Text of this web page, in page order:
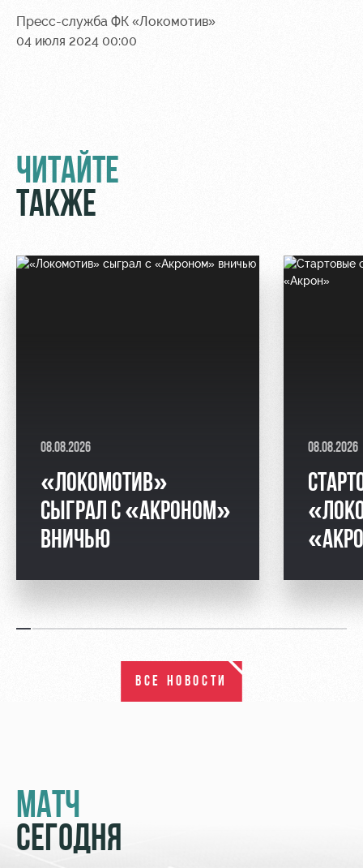
Пресс-служба ФК «Локомотив»
04 июля 2024 00:00
ЧИТАЙТЕ
ТАКЖЕ
08.08.2026
«ЛОКОМОТИВ»
СЫГРАЛ С «АКРОНОМ»
ВНИЧЬЮ
08.08.2026
ВСЕ НОВОСТИ
МАТЧ
СЕГОДНЯ